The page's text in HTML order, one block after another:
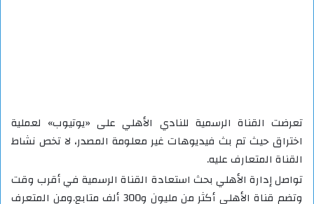
تعرضت القناة الرسمية للنادي الأهلي على «يوتيوب» لعملية
اختراق حيث تم بث فيديوهات غير معلومة المصدر، لا تخص نشاط
القناة المتعارف عليه.
تواصل إدارة الأهلي بحث استعادة القناة الرسمية في أقرب وقت
وتضم قناة الأهلي أكثر من مليون و300 ألف متابع.ومن المتعرف